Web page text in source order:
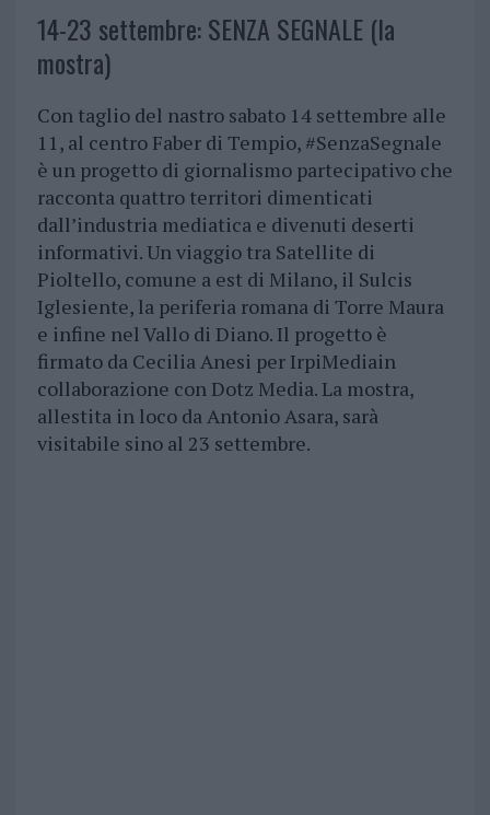
14-23 settembre: SENZA SEGNALE (la
mostra)
Con taglio del nastro sabato 14 settembre alle
11, al centro Faber di Tempio, #SenzaSegnale
è un progetto di giornalismo partecipativo che
racconta quattro territori dimenticati
dall’industria mediatica e divenuti deserti
informativi. Un viaggio tra Satellite di
Pioltello, comune a est di Milano, il Sulcis
Iglesiente, la periferia romana di Torre Maura
e infine nel Vallo di Diano. Il progetto è
firmato da Cecilia Anesi per IrpiMediain
collaborazione con Dotz Media. La mostra,
allestita in loco da Antonio Asara, sarà
visitabile sino al 23 settembre.